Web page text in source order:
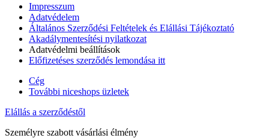
Impresszum
Adatvédelem
Általános Szerződési Feltételek és Elállási Tájékoztató
Akadálymentesítési nyilatkozat
Adatvédelmi beállítások
Előfizetéses szerződés lemondása itt
Cég
További niceshops üzletek
Elállás a szerződéstől
Személyre szabott vásárlási élmény